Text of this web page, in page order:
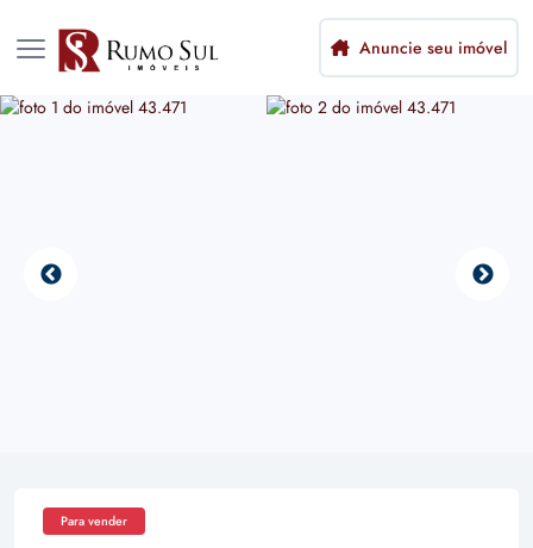
Anuncie seu imóvel
Para vender